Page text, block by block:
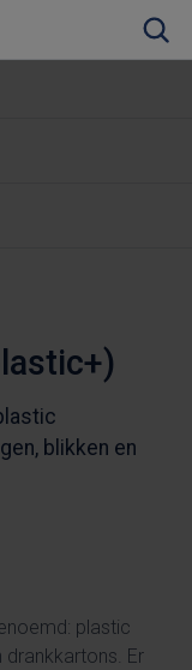
blikken en
plastic
drankkartons. Er